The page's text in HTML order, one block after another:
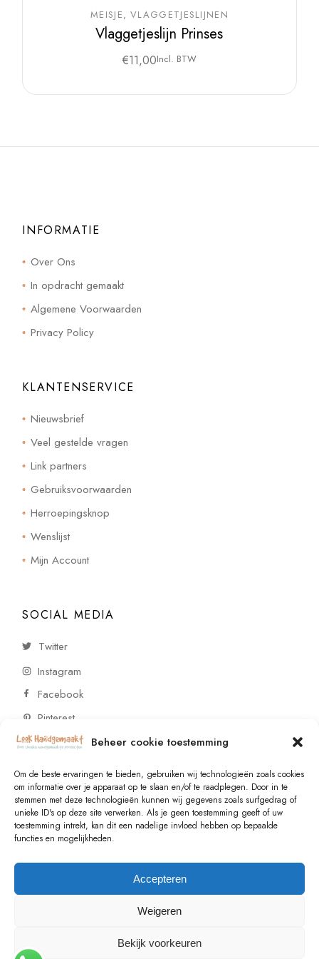
Beheer cookie toestemming
Om de beste ervaringen te bieden, gebruiken wij technologieën zoals cookies
om informatie over je apparaat op te slaan en/of te raadplegen. Door in te
stemmen met deze technologieën kunnen wij gegevens zoals surfgedrag of
unieke ID's op deze site verwerken. Als je geen toestemming geeft of uw
toestemming intrekt, kan dit een nadelige invloed hebben op bepaalde
functies en mogelijkheden.
Accepteren
Weigeren
Bekijk voorkeuren
MEISJE VLAGGETJESLIJNEN
Vlaggetjeslijn Prinses
€11,00Incl. BTW
INFORMATIE
Over Ons
In opdracht gemaakt
Algemene Voorwaarden
Privacy Policy
KLANTENSERVICE
Nieuwsbrief
Veel gestelde vragen
Link partners
Gebruiksvoorwaarden
Herroepingsknop
Wenslijst
Mijn Account
SOCIAL MEDIA
Twitter
Instagram
Facebook
Pinterest
CONTACT
Vragen of wensen? Neem contact op!
+31 (0)6 229 021 29
© 2023 , All Rights Reserved